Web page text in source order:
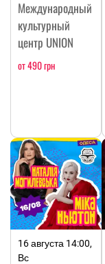
Международный
культурный
центр UNION
от 490 грн
16 августа 14:00,
Вс